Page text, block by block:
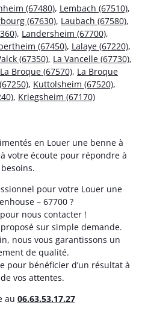
(67480), Lembach (67510),
(67630), Laubach (67580),
, Landersheim (67700),
(67450), Lalaye (67220),
(67350), La Vancelle (67730),
La Broque (67570), La Broque
, Kuttolsheim (67520),
, Kriegsheim (67170)
en Louer une benne à
votre écoute pour répondre à
pour votre Louer une
– 67700 ?
nous contacter !
sur simple demande.
nous vous garantissons un
de qualité.
pour bénéficier d’un résultat à
vos attentes.
au 06.63.53.17.27